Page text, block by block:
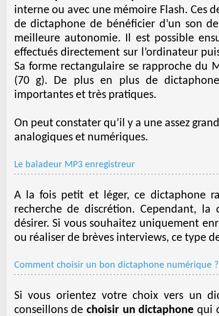
interne ou avec une mémoire Flash. Ces
de dictaphone de bénéficier d’un son
meilleure autonomie. Il est possible
effectués directement sur l’ordinateur
Sa forme rectangulaire se rapproche du
(70 g). De plus en plus de
importantes et très pratiques.
On peut constater qu’il y a une assez
analogiques et numériques.
Le baladeur MP3 enregistreur
A la fois petit et léger, ce dictaphone
recherche de discrétion. Cependant,
désirer. Si vous souhaitez uniquement
ou réaliser de brèves interviews, ce type
Comment choisir un bon dictaphone numérique ?
Si vous orientez votre choix vers un
conseillons de choisir un dictaphone qui